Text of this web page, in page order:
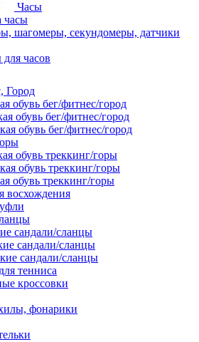
Часы
часы
шагомеры, секундомеры, датчики
часов
Город
обувь бег/фитнес/город
обувь бег/фитнес/город
обувь бег/фитнес/город
обувь треккинг/горы
обувь треккинг/горы
обувь треккинг/горы
восхождения
сандали/сланцы
сандали/сланцы
сандали/сланцы
тенниса
кроссовки
фонарики